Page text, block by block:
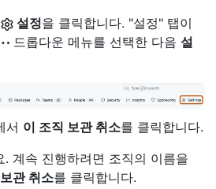
설정을 클릭합니다. "설정" 탭이
드롭다운 메뉴를 선택한 다음 설
서 이 조직 보관 취소를 클릭합니다.
. 계속 진행하려면 조직의 이름을
관 취소를 클릭합니다.